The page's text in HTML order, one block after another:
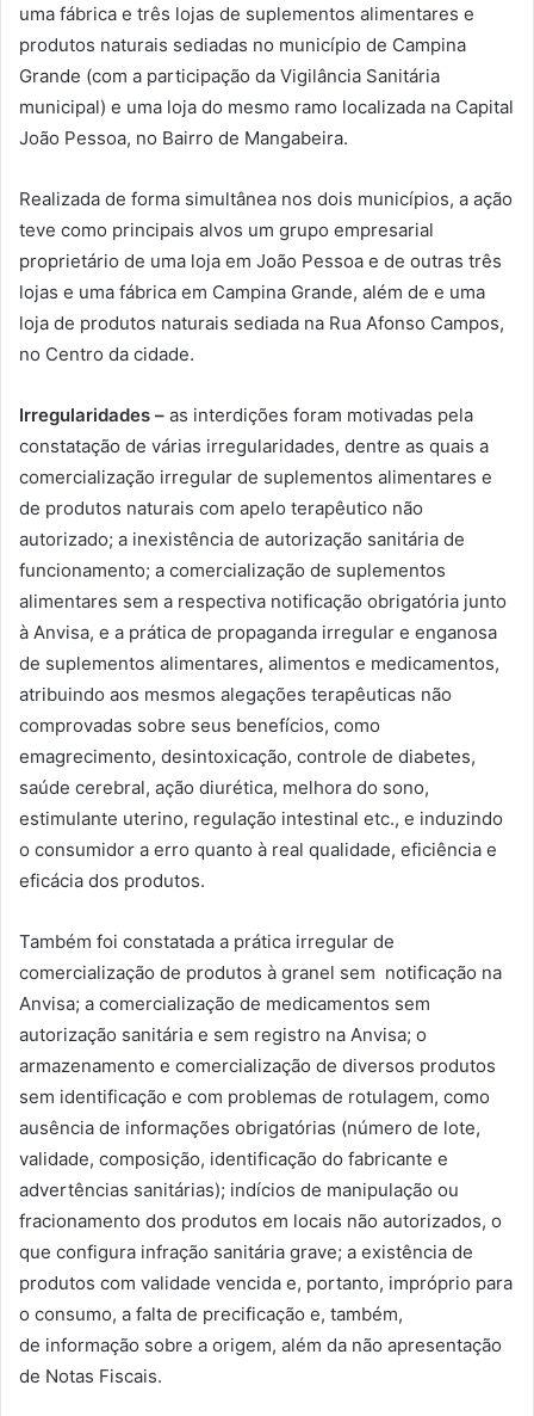
uma fábrica e três lojas de suplementos alimentares e
produtos naturais sediadas no município de Campina
Grande (com a participação da Vigilância Sanitária
municipal) e uma loja do mesmo ramo localizada na Capital
João Pessoa, no Bairro de Mangabeira.
Realizada de forma simultânea nos dois municípios, a ação
teve como principais alvos um grupo empresarial
proprietário de uma loja em João Pessoa e de outras três
lojas e uma fábrica em Campina Grande, além de e uma
loja de produtos naturais sediada na Rua Afonso Campos,
no Centro da cidade.
Irregularidades – as interdições foram motivadas pela
constatação de várias irregularidades, dentre as quais a
comercialização irregular de suplementos alimentares e
de produtos naturais com apelo terapêutico não
autorizado; a inexistência de autorização sanitária de
funcionamento; a comercialização de suplementos
alimentares sem a respectiva notificação obrigatória junto
à Anvisa, e a prática de propaganda irregular e enganosa
de suplementos alimentares, alimentos e medicamentos,
atribuindo aos mesmos alegações terapêuticas não
comprovadas sobre seus benefícios, como
emagrecimento, desintoxicação, controle de diabetes,
saúde cerebral, ação diurética, melhora do sono,
estimulante uterino, regulação intestinal etc., e induzindo
o consumidor a erro quanto à real qualidade, eficiência e
eficácia dos produtos.
Também foi constatada a prática irregular de
comercialização de produtos à granel sem notificação na
Anvisa; a comercialização de medicamentos sem
autorização sanitária e sem registro na Anvisa; o
armazenamento e comercialização de diversos produtos
sem identificação e com problemas de rotulagem, como
ausência de informações obrigatórias (número de lote,
validade, composição, identificação do fabricante e
advertências sanitárias); indícios de manipulação ou
fracionamento dos produtos em locais não autorizados, o
que configura infração sanitária grave; a existência de
produtos com validade vencida e, portanto, impróprio para
o consumo, a falta de precificação e, também,
de informação sobre a origem, além da não apresentação
de Notas Fiscais.